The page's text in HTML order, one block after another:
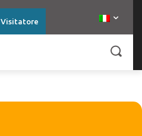
Visitatore